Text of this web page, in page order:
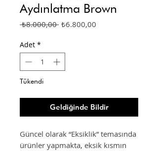
Aydınlatma Brown
₺8.000,00 Normal
₺6.800,00
Adet *
Tükendi
Geldiğinde Bildir
Güncel olarak “Eksiklik” temasında
ürünler yapmakta, eksik kısmın